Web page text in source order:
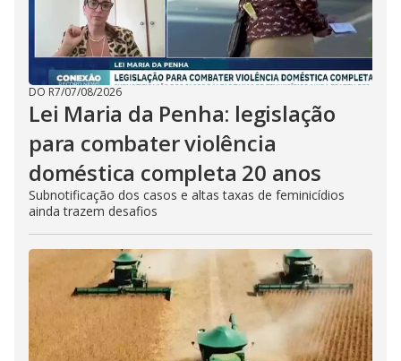
DO R7/07/08/2026
Lei Maria da Penha: legislação
para combater violência
doméstica completa 20 anos
Subnotificação dos casos e altas taxas de feminicídios
ainda trazem desafios